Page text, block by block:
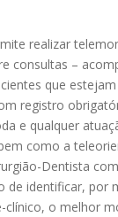
realizar
consultas –
que
registro
e qualquer
como a
Dentista
de identificar, por
clínico, o melhor